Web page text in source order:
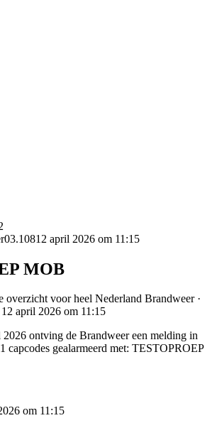
03.10812 april 2026 om 11:15
MOB
overzicht voor heel Nederland Brandweer ·
april 2026 om 11:15
ontving de Brandweer een melding in
capcodes gealarmeerd met: TESTOPROEP
om 11:15